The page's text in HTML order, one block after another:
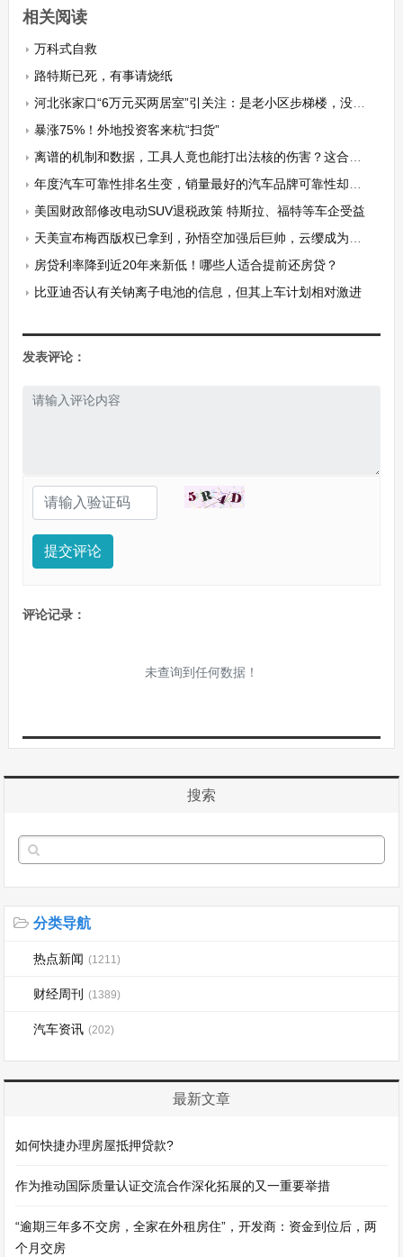
相关阅读
万科式自救
路特斯已死，有事请烧纸
河北张家口“6万元买两居室”引关注：是老小区步梯楼，没有房产证
暴涨75%！外地投资客来杭“扫货”
离谱的机制和数据，工具人竟也能打出法核的伤害？这合理吗？
年度汽车可靠性排名生变，销量最好的汽车品牌可靠性却最差？
美国财政部修改电动SUV退税政策 特斯拉、福特等车企受益
天美宣布梅西版权已拿到，孙悟空加强后巨帅，云缨成为世冠宣传者
房贷利率降到近20年来新低！哪些人适合提前还房贷？
比亚迪否认有关钠离子电池的信息，但其上车计划相对激进
发表评论：
提交评论
评论记录：
未查询到任何数据！
搜索
分类导航
热点新闻 (1211)
财经周刊 (1389)
汽车资讯 (202)
最新文章
如何快捷办理房屋抵押贷款?
作为推动国际质量认证交流合作深化拓展的又一重要举措
“逾期三年多不交房，全家在外租房住”，开发商：资金到位后，两
个月交房